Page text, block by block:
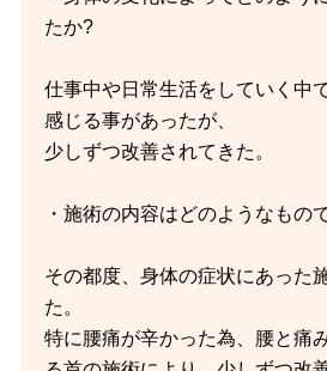
たか?
仕事中や日常生活をしていく中
感じる事があったが、
少しずつ改善されてきた。
・施術の内容はどのようなもの
その都度、身体の症状にあった
た。
特に腰痛が辛かった為、腰と痛